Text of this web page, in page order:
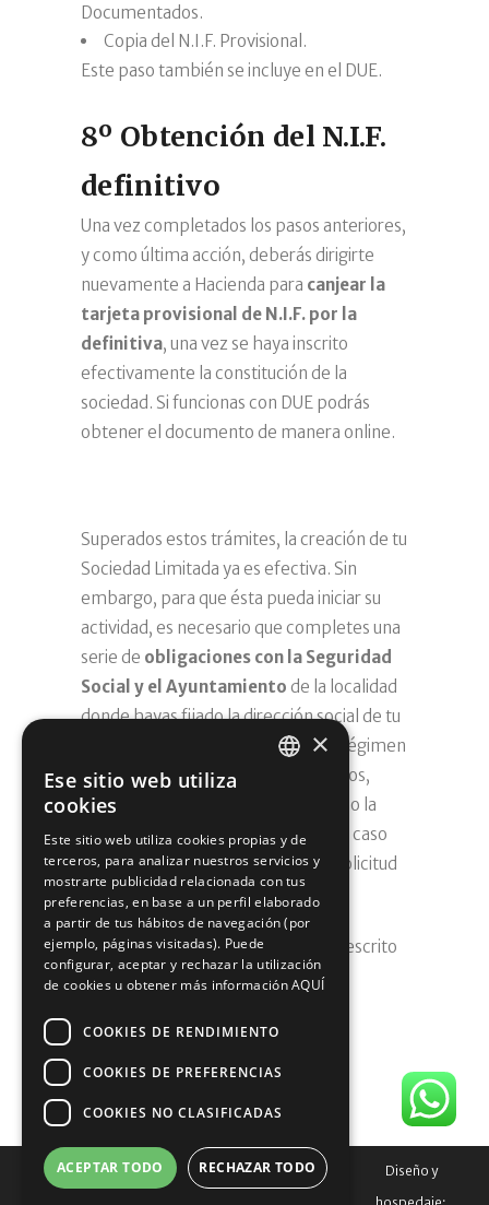
Documentados.
Copia del N.I.F. Provisional.
Este paso también se incluye en el DUE.
8º Obtención del N.I.F.
definitivo
Una vez completados los pasos anteriores,
y como última acción, deberás dirigirte
nuevamente a Hacienda para canjear la
tarjeta provisional de N.I.F. por la
definitiva, una vez se haya inscrito
efectivamente la constitución de la
sociedad. Si funcionas con DUE podrás
obtener el documento de manera online.
Superados estos trámites, la creación de tu
Sociedad Limitada ya es efectiva. Sin
embargo, para que ésta pueda iniciar su
actividad, es necesario que completes una
serie de obligaciones con la Seguridad
Social y el Ayuntamiento de la localidad
donde hayas fijado la dirección social de tu
empresa, tales como el alta en el Régimen
Especial de Trabajadores Autónomos,
también incluida en el DUE, así como la
solicitud del número de patronal en caso
de ir a contratar trabajadores o la solicitud
de la Licencia de apertura.
Artículo actualizado el 6/10/2017 y escrito
porInfoautónomos
Tags:
sociedad limitada,sociedades
Trámitesygestionesonline.com
© 2026 |Aviso legal|Política de
Diseño y
SPANISH
×
Ese sitio web utiliza
cookies
Este sitio web utiliza cookies propias y de
terceros, para analizar nuestros servicios y
mostrarte publicidad relacionada con tus
preferencias, en base a un perfil elaborado
a partir de tus hábitos de navegación (por
ejemplo, páginas visitadas). Puede
configurar, aceptar y rechazar la utilización
de cookies u obtener más informaciónAQUÍ
COOKIES DE RENDIMIENTO
COOKIES DE PREFERENCIAS
COOKIES NO CLASIFICADAS
ACEPTAR TODO RECHAZAR TODO